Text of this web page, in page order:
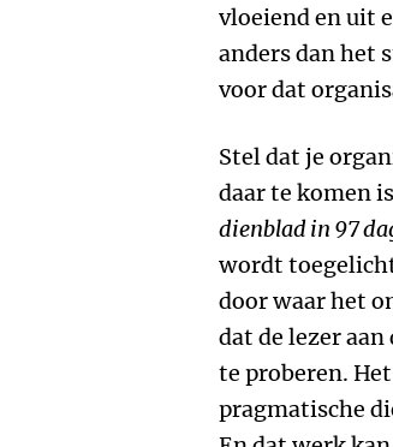
vloeiend en uit
anders dan het
voor dat
Stel dat je
daar te komen
dienblad in 97
wordt
door waar het
dat de lezer
te proberen.
pragmatische